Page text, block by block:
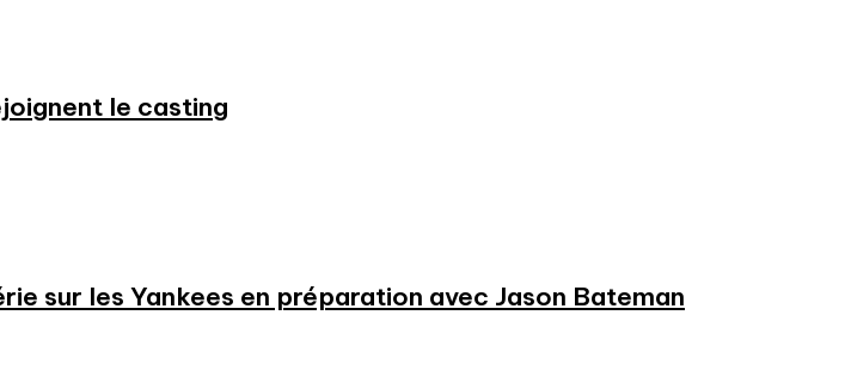
le casting
sur les Yankees en préparation avec Jason Bateman